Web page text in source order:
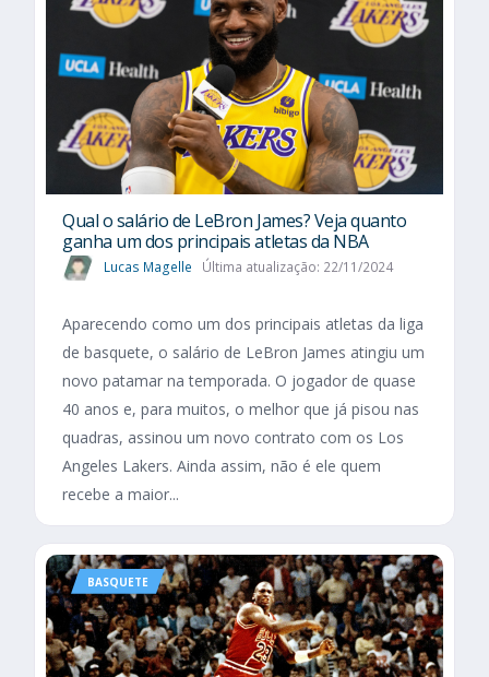
Qual o salário de LeBron James? Veja quanto
ganha um dos principais atletas da NBA
Lucas Magelle Última atualização: 22/11/2024
Aparecendo como um dos principais atletas da liga
de basquete, o salário de LeBron James atingiu um
novo patamar na temporada. O jogador de quase
40 anos e, para muitos, o melhor que já pisou nas
quadras, assinou um novo contrato com os Los
Angeles Lakers. Ainda assim, não é ele quem
recebe a maior...
BASQUETE